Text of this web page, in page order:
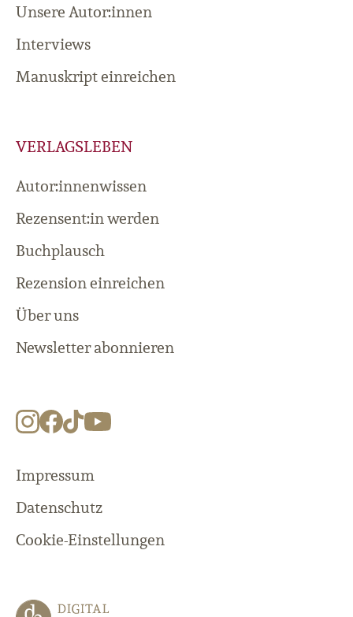
Unsere Autor:innen
Interviews
Manuskript einreichen
VERLAGSLEBEN
Autor:innenwissen
Rezensent:in werden
Buchplausch
Rezension einreichen
Über uns
Newsletter abonnieren
Impressum
Datenschutz
Cookie-Einstellungen